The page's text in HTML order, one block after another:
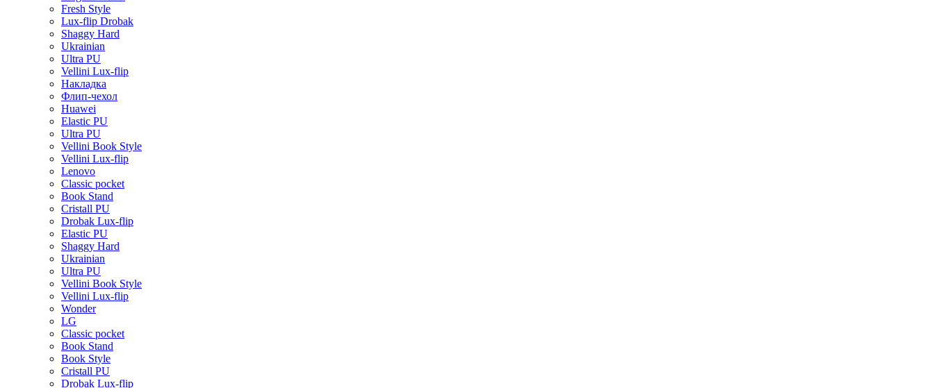
Fresh Style
Lux-flip Drobak
Shaggy Hard
Ukrainian
Ultra PU
Vellini Lux-flip
Накладка
Флип-чехол
Huawei
Elastic PU
Ultra PU
Vellini Book Style
Vellini Lux-flip
Lenovo
Classic pocket
Book Stand
Cristall PU
Drobak Lux-flip
Elastic PU
Shaggy Hard
Ukrainian
Ultra PU
Vellini Book Style
Vellini Lux-flip
Wonder
LG
Classic pocket
Book Stand
Book Style
Cristall PU
Drobak Lux-flip